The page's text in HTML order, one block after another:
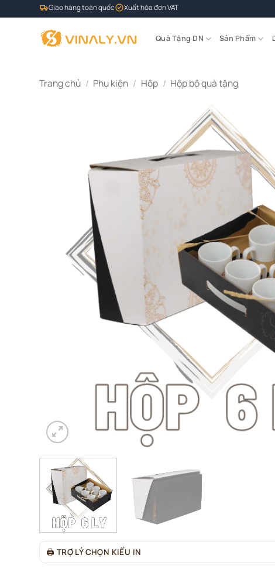
qua
Giao hàng toàn quốc Xuất hóa đơn VAT
Quà Tặng DN Sản Phẩm
Trang chủ / Phụ kiện / Hộp / Hộp bộ quà tặng
🖨 TRỢ LÝ CHỌN KIỂU IN